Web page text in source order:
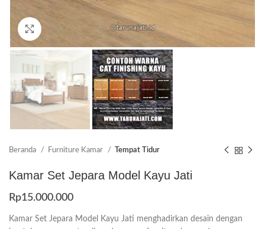
Beranda Furniture Kamar Tempat Tidur
Kamar Set Jepara Model Kayu Jati
Rp15.000.000
Kamar Set Jepara Model Kayu Jati menghadirkan desain dengan